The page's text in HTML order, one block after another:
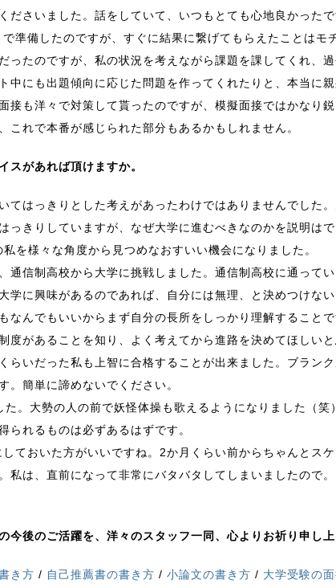
ださいました。話をしていて、いつもとても心地良かったで
備したのですが、すぐに結果に繋げてもらえたことはモ
ったのですが、私の状況を考えながら課題を課してくれ、
中にも出題傾向に応じた問題を作ってくれたりと、本当に
接も洋々で対策して貰ったのですが、模擬面接ではかなり
これで本番が感じられた部分もあるかもしれません。
スがあれば頂けますか。
はっきりとした考えがあったわけではありませんでした。
っきりしていますが、なぜ大学に進むべきなのかを説明は
を様々な角度から見つめなおすいい機会になりました。
通信制高校から大学に挑戦しました。通信制高校に通って
学に興味があるのであれば、自分には無理、と決めつけな
なんでもいいからまず自分の長所をしっかり理解すること
度があることを知り、よく考えてから進路を決めてほしい
らいだった私も上智に合格することが出来ました。ブラン
。簡単に諦めないでください。
。大勢の人の前で妖怪体操も歌えるようになりました（笑
られるものは必ずあるはずです。
ておいた方がいいですね。2か月くらい前からちゃんとス
私は、直前になって非常にバタバタしてしまいましたので。
今後のご活躍を、洋々のスタッフ一同、心よりお祈り申し上
き方 / 自己推薦書の書き方 / 小論文の書き方 / 大学受験の